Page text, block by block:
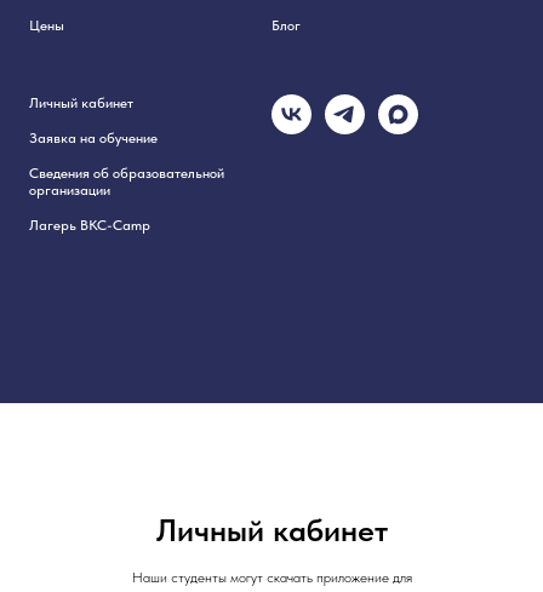
Цены Блог
Личный кабинет
Заявка на обучение
Сведения об образовательной
организации
Лагерь BKC-Camp
Личный кабинет
Наши студенты могут скачать приложение для